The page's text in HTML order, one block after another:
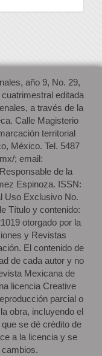
año 9, No. 29,
editada
a través de la
Calle Magisterio
territorial
México. Tel. 5487
; email:
de la
Espinoza. ISSN:
Uso Exclusivo No.
Título y contenido:
otorgado por la
y Revistas
El contenido de
de cada autor y no
Mexicana de
licencia Creative
parcial o
obra, incluyendo el
se dé crédito de
a la licencia y se
cambios.